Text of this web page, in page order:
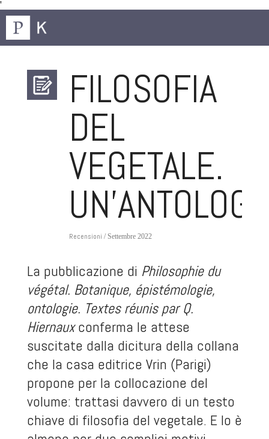
'
FILOSOFIA
DEL
VEGETALE.
Recensioni / Settembre 2022
La pubblicazione di Philosophie du
végétal. Botanique, épistémologie,
ontologie. Textes réunis par Q.
Hiernauxconferma le attese
suscitate dalla dicitura della collana
che la casa editrice Vrin (Parigi)
propone per la collocazione del
volume: trattasi davvero di un testo
chiave di filosofia del vegetale. E lo è